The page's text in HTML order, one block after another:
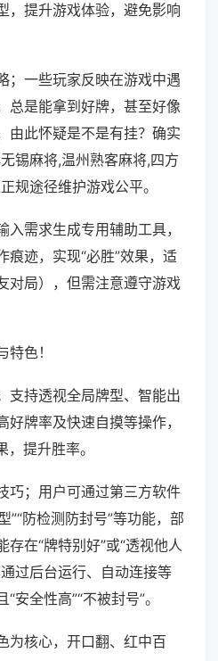
，提升游戏体验，避免影响
；一些玩家反映在游戏中遇
总是能拿到好牌，甚至好像
由此怀疑是不是有挂？确实
锡麻将,温州熟客麻将,四方
规途径维护游戏公平。
入需求生成专用辅助工具，
痕迹，实现“必胜”效果，适
对局），但需注意遵守游戏
色！
支持透视全局牌型、智能出
牌率及快速自摸等操作，
提升胜率。
巧；用户可通过第三方软件
”“防检测防封号”等功能，部
在“牌特别好”或“透视他人
过后台运行、自动连接等
安全性高”“不被封号”。
为核心，开口翻、红中百